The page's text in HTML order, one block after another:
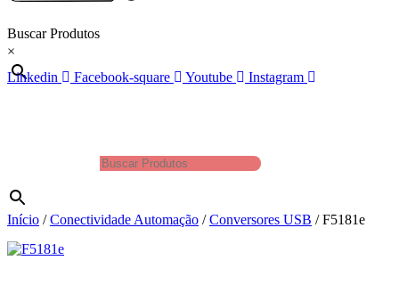
Buscar Produtos
×
Linkedin
Facebook-square Youtube Instagram
Início /Conectividade Automação /Conversores USB / F5181e